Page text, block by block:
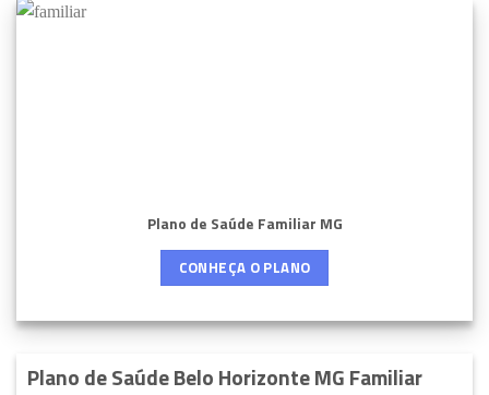
Plano de Saúde Familiar MG
CONHEÇA O PLANO
Plano de Saúde Belo Horizonte MG Familiar